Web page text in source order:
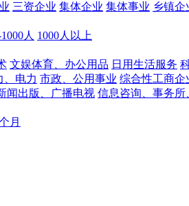
三资企业 集体企业 集体事业 乡镇企
人 1000人以上
文娱体育、办公用品 日用生活服务
、电力 市政、公用事业 综合性工商企
闻出版、广播电视 信息咨询、事务所
月